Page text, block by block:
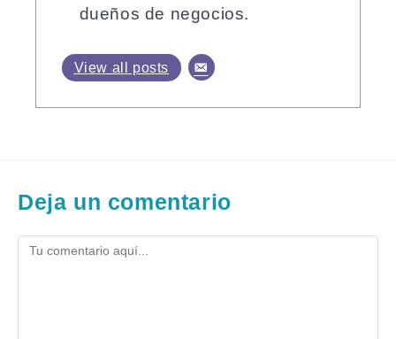
dueños de negocios.
View all posts
Deja un comentario
Comentario